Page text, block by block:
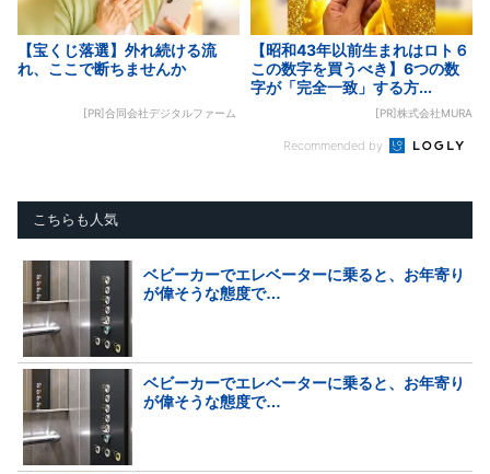
【宝くじ落選】外れ続ける流
れ、ここで断ちませんか
[PR]合同会社デジタルファーム
【昭和43年以前生まれはロト６
この数字を買うべき】6つの数
字が「完全一致」する方...
[PR]株式会社MURA
Recommended by
こちらも人気
ベビーカーでエレベーターに乗ると、お年寄り
が偉そうな態度で…
ベビーカーでエレベーターに乗ると、お年寄り
が偉そうな態度で…